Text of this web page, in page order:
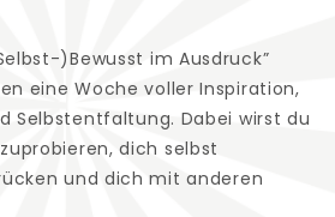
)Bewusst im Ausdruck”
eine Woche voller Inspiration,
Selbstentfaltung. Dabei wirst du
dich selbst
und dich mit anderen